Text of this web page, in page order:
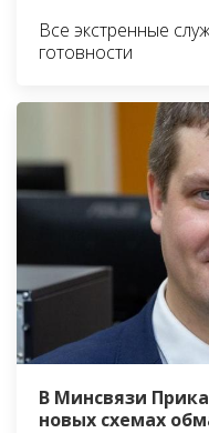
Все экстренные
готовности
В Минсвязи
новых схемах